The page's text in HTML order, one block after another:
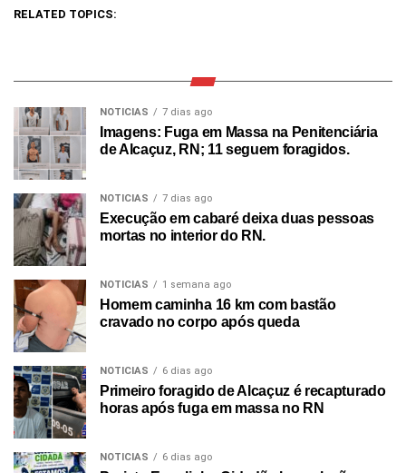
RELATED TOPICS:
NOTICIAS 7 dias ago
Imagens: Fuga em Massa na Penitenciária
de Alcaçuz, RN; 11 seguem foragidos.
NOTICIAS 7 dias ago
Execução em cabaré deixa duas pessoas
mortas no interior do RN.
NOTICIAS 1 semana ago
Homem caminha 16 km com bastão
cravado no corpo após queda
NOTICIAS 6 dias ago
Primeiro foragido de Alcaçuz é recapturado
horas após fuga em massa no RN
NOTICIAS 6 dias ago